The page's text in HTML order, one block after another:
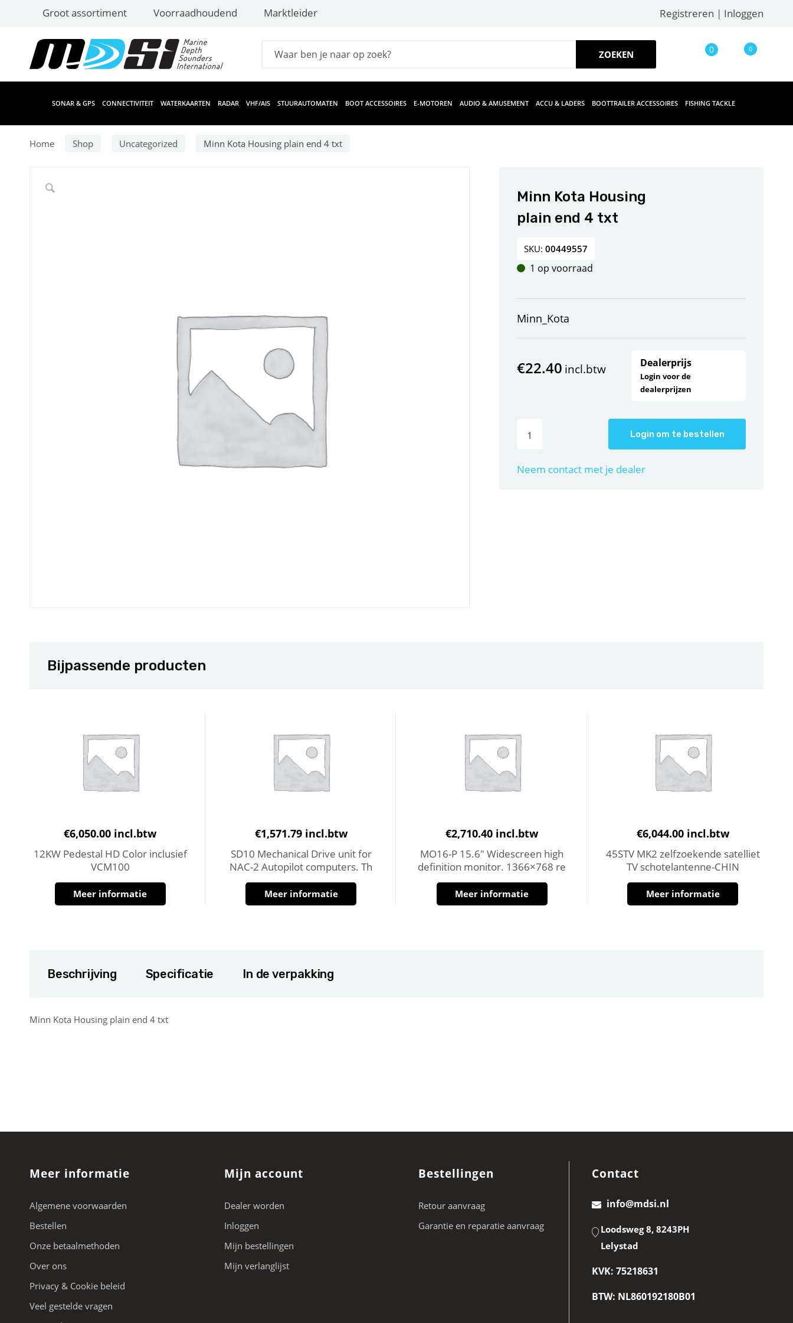
Groot assortiment Voorraadhoudend Marktleider Registreren | Inloggen
0 0
SONAR & GPS CONNECTIVITEIT WATERKAARTEN RADAR VHF/AIS STUURAUTOMATEN BOOT ACCESSOIRES E-MOTOREN AUDIO & AMUSEMENT ACCU & LADERS BOOTTRAILER ACCESSOIRES FISHING TACKLE
Home Shop Uncategorized Minn Kota Housing plain end 4 txt
Minn Kota Housing
plain end 4 txt
SKU:00449557
1 op voorraad
Minn_Kota
€22.40 incl.btw Dealerprijs
Login voor de
dealerprijzen
Login om te bestellen
Neem contact met je dealer
Bijpassende producten
€6,050.00 incl.btw
12KW Pedestal HD Color inclusief
VCM100
Meer informatie
€1,571.79 incl.btw
SD10 Mechanical Drive unit for
NAC-2 Autopilot computers. Th
Meer informatie
€2,710.40 incl.btw
MO16-P 15.6″ Widescreen high
definition monitor. 1366×768 re
Meer informatie
€6,044.00 incl.btw
45STV MK2 zelfzoekende satelliet
TV schotelantenne-CHIN
Meer informatie
Beschrijving Specificatie In de verpakking
Minn Kota Housing plain end 4 txt
Meer informatie
Algemene voorwaarden
Bestellen
Onze betaalmethoden
Over ons
Privacy & Cookie beleid
Veel gestelde vragen
Mijn account
Dealer worden
Inloggen
Mijn bestellingen
Mijn verlanglijst
Bestellingen
Retour aanvraag
Garantie en reparatie aanvraag
Contact
info@mdsi.nl
Loodsweg 8, 8243PH
Lelystad
KVK: 75218631
BTW: NL860192180B01